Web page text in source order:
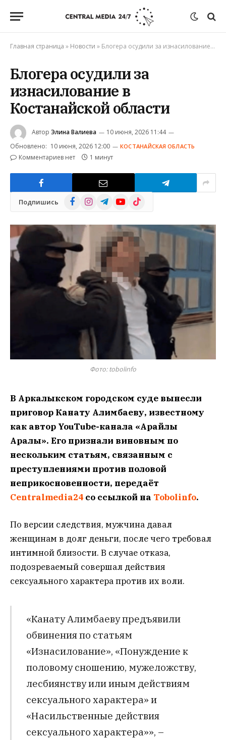
Главная страница » Новости » Блогера осудили за изнасилование в Костанайской области
Блогера осудили за
изнасилование в
Костанайской области
Автор Элина Валиева
10 июня, 2026 11:44
Обновлено: 10 июня, 2026 12:00 КОСТАНАЙСКАЯ ОБЛАСТЬ
Комментариев нет 1 минут
Подпишись FacebookInstagramTelegramYouTube
TikTok
Фото: tobolinfo
В Аркалыкском городском суде вынесли
приговор Канату Алимбаеву, известному
как автор YouTube-канала «Арайлы
Арқалық». Его признали виновным по
нескольким статьям, связанным с
преступлениями против половой
неприкосновенности, передаёт
Centralmedia24 со ссылкой на Tobolinfo.
По версии следствия, мужчина давал
женщинам в долг деньги, после чего требовал
интимной близости. В случае отказа,
подозреваемый совершал действия
сексуального характера против их воли.
«Канату Алимбаеву предъявили
обвинения по статьям
«Изнасилование», «Понуждение к
половому сношению, мужеложству,
лесбиянству или иным действиям
сексуального характера» и
«Насильственные действия
сексуального характера»», –